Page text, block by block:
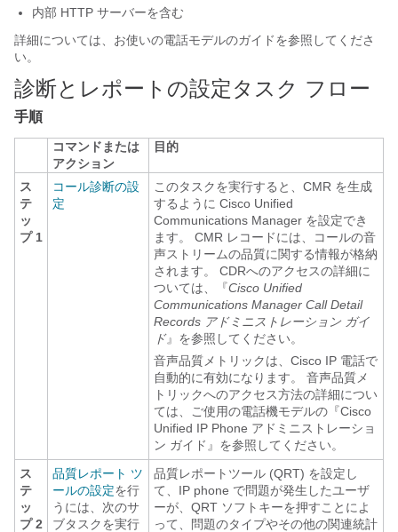
内部 HTTP サーバーを含む
詳細については、お使いの電話モデルのガイドを参照してくださ
い。
診断とレポートの設定タスク フロー
手順
コマンドまたは
アクション
目的
ス
テ
ッ
プ 1
コール診断の設
定
このタスクを実行すると、CMR を生成
するように Cisco Unified
Communications Manager を設定でき
ます。 CMR レコードには、コールの音
声ストリームの品質に関する情報が格納
されます。 CDRへのアクセスの詳細に
ついては、『Cisco Unified
Communications Manager Call Detail
Records アドミニストレーション ガイ
ド』を参照してください。
音声品質メトリックは、Cisco IP 電話で
自動的に有効になります。 音声品質メ
トリックへのアクセス方法の詳細につい
ては、ご使用の電話機モデルの『Cisco
Unified IP Phone アドミニストレーショ
ン ガイド』を参照してください。
ス
テ
ッ
プ 2
品質レポート ツ
ールの設定を行
うには、次のサ
ブタスクを実行
品質レポートツール (QRT) を設定し
て、IP phone で問題が発生したユーザ
ーが、QRT ソフトキーを押すことによ
って、問題のタイプやその他の関連統計